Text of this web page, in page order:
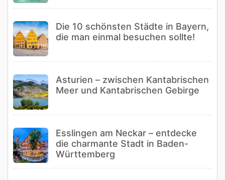
Die 10 schönsten Städte in Bayern,
die man einmal besuchen sollte!
Asturien – zwischen Kantabrischen
Meer und Kantabrischen Gebirge
Esslingen am Neckar – entdecke
die charmante Stadt in Baden-
Württemberg